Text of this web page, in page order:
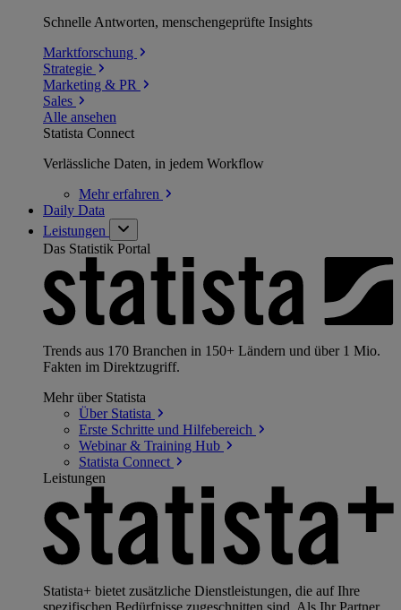
Schnelle Antworten, menschengeprüfte Insights
Marktforschung
Strategie
Marketing & PR
Sales
Alle ansehen
Statista Connect
Verlässliche Daten, in jedem Workflow
Mehrerfahren
Daily Data
Leistungen
Das Statistik Portal
Trends aus 170 Branchen in 150+ Ländern und über 1 Mio.
Fakten im Direktzugriff.
Mehr über Statista
Über Statista
Erste Schritte und Hilfebereich
Webinar & Training Hub
Statista Connect
Leistungen
Statista+ bietet zusätzliche Dienstleistungen, die auf Ihre
spezifischen Bedürfnisse zugeschnitten sind. Als Ihr Partner